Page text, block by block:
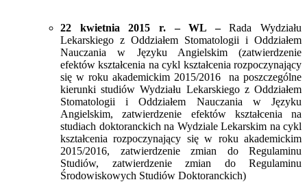
22 kwietnia 2015 r. – WL –Rada Wydziału
Lekarskiego z Oddziałem Stomatologii i Oddziałem
Nauczania w Języku Angielskim (zatwierdzenie
efektów kształcenia na cykl kształcenia rozpoczynający
się w roku akademickim 2015/2016 na poszczególne
kierunki studiów Wydziału Lekarskiego z Oddziałem
Stomatologii i Oddziałem Nauczania w Języku
Angielskim, zatwierdzenie efektów kształcenia na
studiach doktoranckich na Wydziale Lekarskim na cykl
kształcenia rozpoczynający się w roku akademickim
2015/2016, zatwierdzenie zmian do Regulaminu
Studiów, zatwierdzenie zmian do Regulaminu
Środowiskowych Studiów Doktoranckich)